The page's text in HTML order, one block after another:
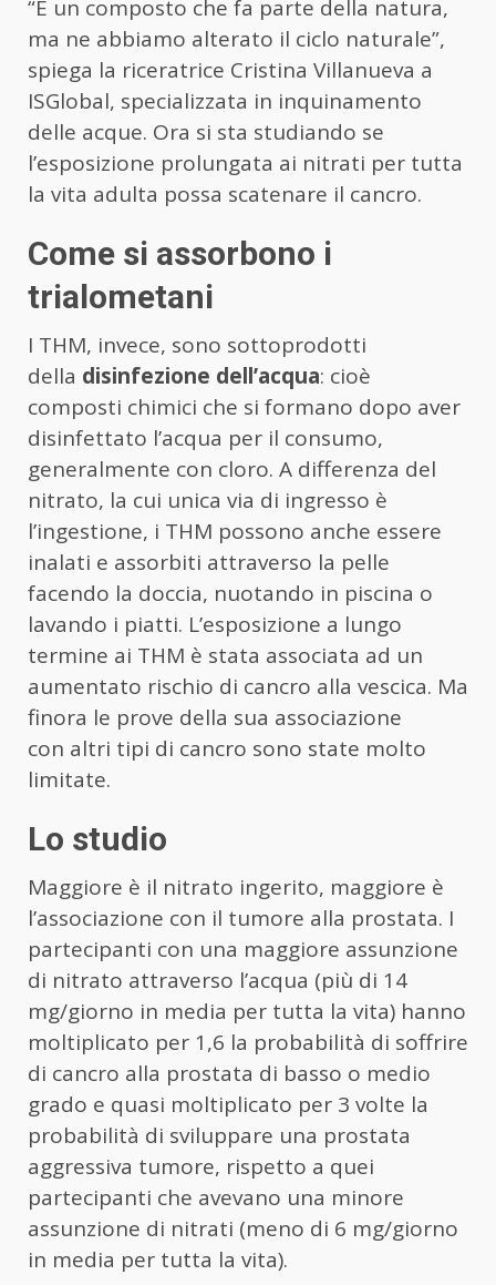
“È un composto che fa parte della natura,
ma ne abbiamo alterato il ciclo naturale”,
spiega la riceratrice Cristina Villanueva a
ISGlobal, specializzata in inquinamento
delle acque. Ora si sta studiando se
l’esposizione prolungata ai nitrati per tutta
la vita adulta possa scatenare il cancro.
Come si assorbono i
trialometani
I THM, invece, sono sottoprodotti
della disinfezione dell’acqua: cioè
composti chimici che si formano dopo aver
disinfettato l’acqua per il consumo,
generalmente con cloro. A differenza del
nitrato, la cui unica via di ingresso è
l’ingestione, i THM possono anche essere
inalati e assorbiti attraverso la pelle
facendo la doccia, nuotando in piscina o
lavando i piatti. L’esposizione a lungo
termine ai THM è stata associata ad un
aumentato rischio di cancro alla vescica. Ma
finora le prove della sua associazione
con altri tipi di cancro sono state molto
limitate.
Lo studio
Maggiore è il nitrato ingerito, maggiore è
l’associazione con il tumore alla prostata. I
partecipanti con una maggiore assunzione
di nitrato attraverso l’acqua (più di 14
mg/giorno in media per tutta la vita) hanno
moltiplicato per 1,6 la probabilità di soffrire
di cancro alla prostata di basso o medio
grado e quasi moltiplicato per 3 volte la
probabilità di sviluppare una prostata
aggressiva tumore, rispetto a quei
partecipanti che avevano una minore
assunzione di nitrati (meno di 6 mg/giorno
in media per tutta la vita).